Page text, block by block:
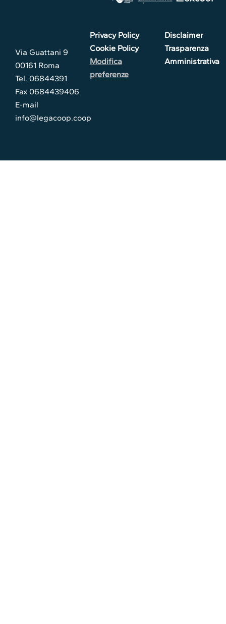
Via Guattani 9
00161 Roma
Tel. 06844391
Fax 0684439406
E-mail
info@legacoop.coop
Privacy Policy
Cookie Policy
Modifica
preferenze
Disclaimer
Trasparenza
Amministrativa